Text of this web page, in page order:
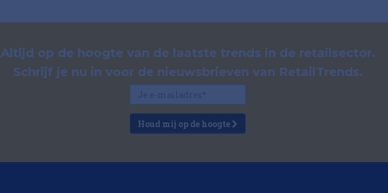
Altijd op de hoogte van de laatste trends in de retailsector.
Schrijf je nu in voor de nieuwsbrieven van RetailTrends.
Houd mij op de hoogte